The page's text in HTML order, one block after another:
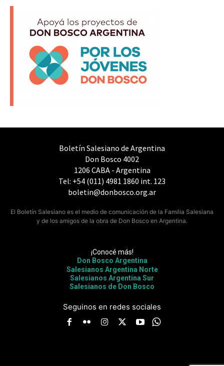
Boletín Salesiano de Argentina
Don Bosco 4002
1206 CABA - Argentina
Tel: +54 (011) 4981 1860 int. 123
boletin@donbosco.org.ar
El Boletín Salesiano es el medio de comunicación de la Familia Salesiana
y de los amigos de la obra de Don Bosco en Argentina.
¡Conocé más!
Don Bosco Argentina
Salesianos Argentina Norte
Salesianos Argentina Sur
Salesianos de Don Bosco
Seguinos en redes sociales